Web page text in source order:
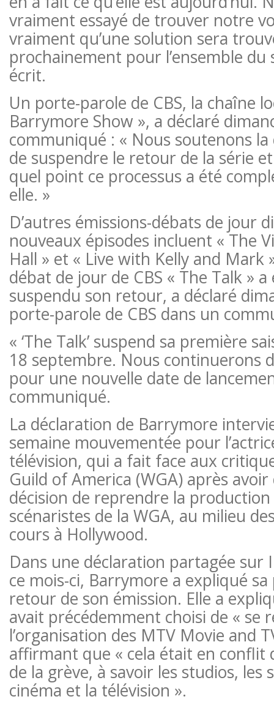
vraiment essayé de trouver notre
vraiment qu’une solution sera
prochainement pour l’ensemble du
écrit.
Un porte-parole de CBS, la chaîne
Barrymore Show », a déclaré
communiqué : « Nous soutenons
de suspendre le retour de la série
quel point ce processus a été
elle. »
D’autres émissions-débats de jour
nouveaux épisodes incluent « The
Hall » et « Live with Kelly and Mark
débat de jour de CBS « The Talk »
suspendu son retour, a déclaré
porte-parole de CBS dans un
« ‘The Talk’ suspend sa première
18 septembre. Nous continuerons
pour une nouvelle date de
communiqué.
La déclaration de Barrymore
semaine mouvementée pour
télévision, qui a fait face aux
Guild of America (WGA) après
décision de reprendre la production
scénaristes de la WGA, au milieu
cours à Hollywood.
Dans une déclaration partagée
ce mois-ci, Barrymore a expliqué
retour de son émission. Elle a
avait précédemment choisi de « se
l’organisation des MTV Movie and
affirmant que « cela était en conflit
de la grève, à savoir les studios, les
cinéma et la télévision ».